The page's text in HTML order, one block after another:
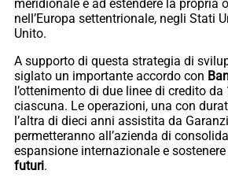
meridionale e ad estendere la propria
nell’Europa settentrionale, negli Stati
Unito.
A supporto di questa strategia di
siglato un importante accordo con
l’ottenimento di due linee di credito da
ciascuna. Le operazioni, una con
l’altra di dieci anni assistita da
permetteranno all’azienda di
espansione internazionale e
futuri.